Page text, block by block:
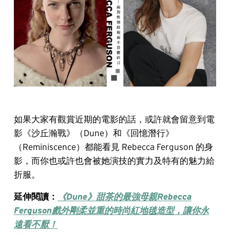
如果大家有觀賞近期的電影的話，或許就會留意到電
影《沙丘瀚戰》（Dune）和《回憶潛行》
（Reminiscence）都能看見 Rebecca Ferguson 的身
影，而你也或許也會被她演技的實力及特有的魅力給
折服。
延伸閱讀：
《Dune》甜茶的最強母親Rebecca
Ferguson戲外剛柔並重的時尚紅地毯造型，讓你永
遠看不厭！